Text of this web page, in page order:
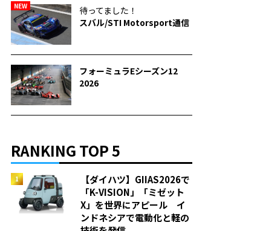
NEW
待ってました！
スバル/STI Motorsport通信
フォーミュラEシーズン12
2026
RANKING TOP 5
【ダイハツ】GIIAS2026で
「K-VISION」「ミゼット
X」を世界にアピール イ
ンドネシアで電動化と軽の